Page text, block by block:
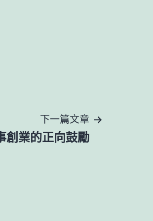
下一篇文章
創業的正向鼓勵